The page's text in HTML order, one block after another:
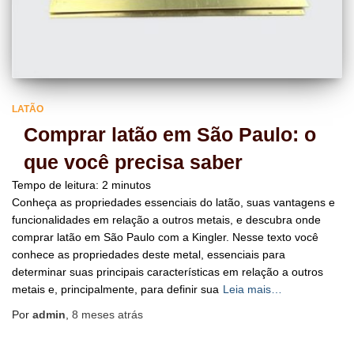
LATÃO
Comprar latão em São Paulo: o
que você precisa saber
Tempo de leitura: 2 minutos
Conheça as propriedades essenciais do latão, suas vantagens e
funcionalidades em relação a outros metais, e descubra onde
comprar latão em São Paulo com a Kingler. Nesse texto você
conhece as propriedades deste metal, essenciais para
determinar suas principais características em relação a outros
metais e, principalmente, para definir sua Leia mais…
Por admin 8 meses atrás